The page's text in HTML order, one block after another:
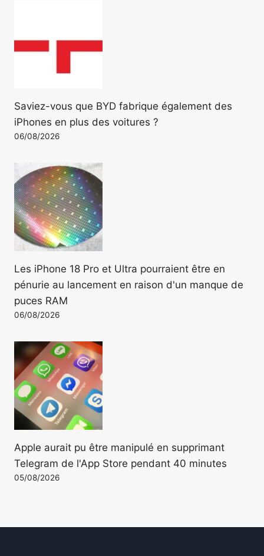
Saviez-vous que BYD fabrique également des
iPhones en plus des voitures ?
06/08/2026
Les iPhone 18 Pro et Ultra pourraient être en
pénurie au lancement en raison d'un manque de
puces RAM
06/08/2026
Apple aurait pu être manipulé en supprimant
Telegram de l'App Store pendant 40 minutes
05/08/2026